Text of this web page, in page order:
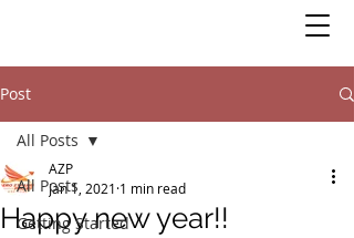
Post
All Posts
Getting Started
All Posts
Happy new year!!
AZP
Jan 1, 2021 1 min read